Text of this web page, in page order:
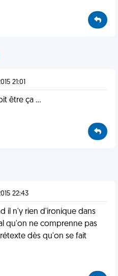
21:01
être ça ...
22:43
il n'y rien d'ironique dans
qu'on ne comprenne pas
dès qu'on se fait